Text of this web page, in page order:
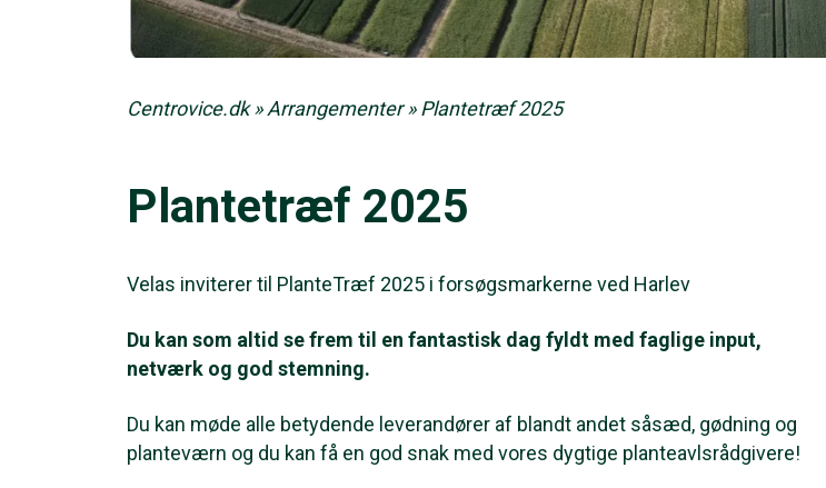
Centrovice.dk»Arrangementer»Plantetræf 2025
Plantetræf 2025
Velas inviterer til PlanteTræf 2025 i forsøgsmarkerne ved Harlev
Du kan som altid se frem til en fantastisk dag fyldt med faglige input,
netværk og god stemning.
Du kan møde alle betydende leverandører af blandt andet såsæd, gødning og
planteværn og du kan få en god snak med vores dygtige planteavlsrådgivere!